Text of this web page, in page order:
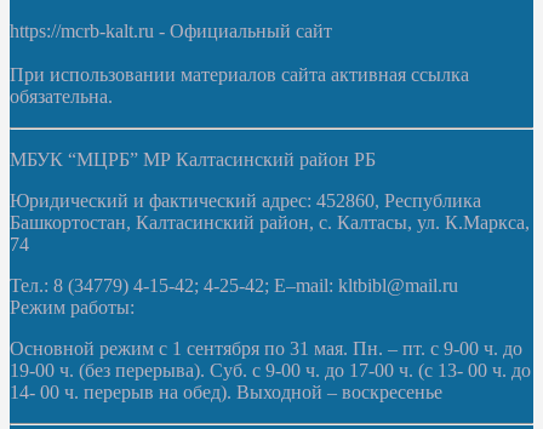
https://mcrb-kalt.ru - Официальный сайт
При использовании материалов сайта активная ссылка
обязательна.
МБУК “МЦРБ” МР Калтасинский район РБ
Юридический и фактический адрес: 452860, Республика
Башкортостан, Калтасинский район, с. Калтасы, ул. К.Маркса,
74
Тел.: 8 (34779) 4-15-42; 4-25-42; E–mail: kltbibl@mail.ru
Режим работы:
Основной режим с 1 сентября по 31 мая. Пн. – пт. с 9-00 ч. до
19-00 ч. (без перерыва). Суб. с 9-00 ч. до 17-00 ч. (с 13- 00 ч. до
14- 00 ч. перерыв на обед). Выходной – воскресенье